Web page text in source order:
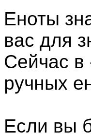
Еноты
вас для
Сейчас в
ручных
Если вы